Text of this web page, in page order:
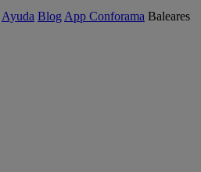
Ayuda Blog App Conforama Baleares